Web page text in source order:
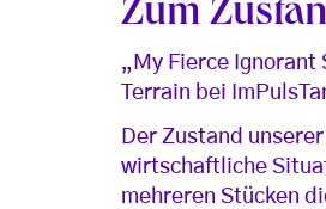
Zum
„My Fierce Ignorant
Terrain bei
Der Zustand
wirtschaftliche
mehreren Stücken